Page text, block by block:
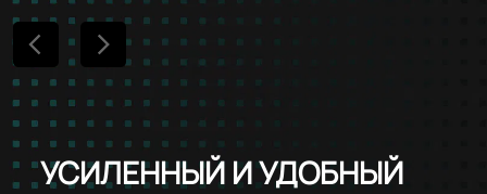
УСИЛЕННЫЙ И УДОБНЫЙ